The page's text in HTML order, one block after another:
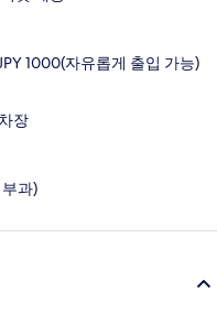
1000(자유롭게 출입 가능)
장
과)